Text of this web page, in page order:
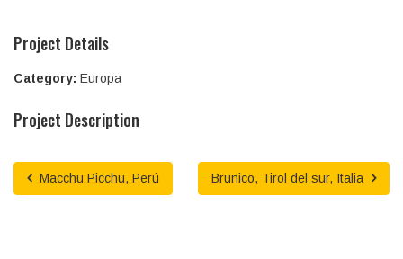
Project Details
Category: Europa
Project Description
Macchu Picchu, Perú Brunico, Tirol del sur, Italia